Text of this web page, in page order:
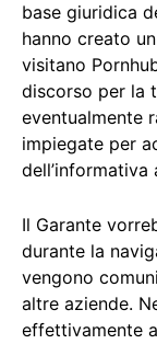
base giuridica
hanno creato
visitano
discorso per la
eventualmente
impiegate per
dell’informativa
Il Garante
durante la
vengono
altre aziende.
effettivamente